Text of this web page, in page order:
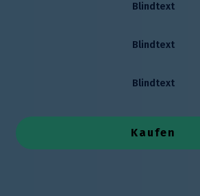
Blindtext
Blindtext
Blindtext
Kaufen